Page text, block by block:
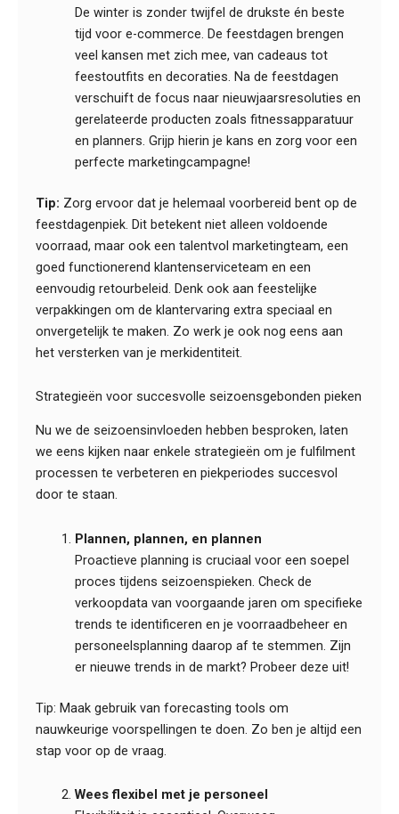
De winter is zonder twijfel de drukste én beste
tijd voor e-commerce. De feestdagen brengen
veel kansen met zich mee, van cadeaus tot
feestoutfits en decoraties. Na de feestdagen
verschuift de focus naar nieuwjaarsresoluties en
gerelateerde producten zoals fitnessapparatuur
en planners. Grijp hierin je kans en zorg voor een
perfecte marketingcampagne!
Tip: Zorg ervoor dat je helemaal voorbereid bent op de
feestdagenpiek. Dit betekent niet alleen voldoende
voorraad, maar ook een talentvol marketingteam, een
goed functionerend klantenserviceteam en een
eenvoudig retourbeleid. Denk ook aan feestelijke
verpakkingen om de klantervaring extra speciaal en
onvergetelijk te maken. Zo werk je ook nog eens aan
het versterken van je merkidentiteit.
Strategieën voor succesvolle seizoensgebonden pieken
Nu we de seizoensinvloeden hebben besproken, laten
we eens kijken naar enkele strategieën om je fulfilment
processen te verbeteren en piekperiodes succesvol
door te staan.
Plannen, plannen, en plannen
Proactieve planning is cruciaal voor een soepel
proces tijdens seizoenspieken. Check de
verkoopdata van voorgaande jaren om specifieke
trends te identificeren en je voorraadbeheer en
personeelsplanning daarop af te stemmen. Zijn
er nieuwe trends in de markt? Probeer deze uit!
Tip: Maak gebruik van forecasting tools om
nauwkeurige voorspellingen te doen. Zo ben je altijd een
stap voor op de vraag.
Wees flexibel met je personeel